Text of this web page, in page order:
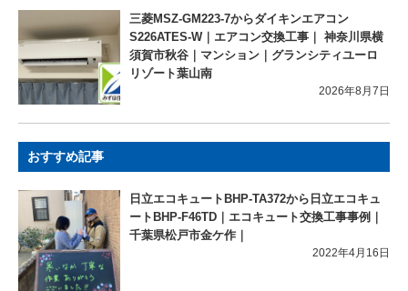
三菱MSZ-GM223-7からダイキンエアコン
S226ATES-W｜エアコン交換工事｜ 神奈川県横
須賀市秋谷｜マンション｜グランシティユーロ
リゾート葉山南
2026年8月7日
おすすめ記事
日立エコキュートBHP-TA372から日立エコキュ
ートBHP-F46TD｜エコキュート交換工事事例｜
千葉県松戸市金ケ作｜
2022年4月16日